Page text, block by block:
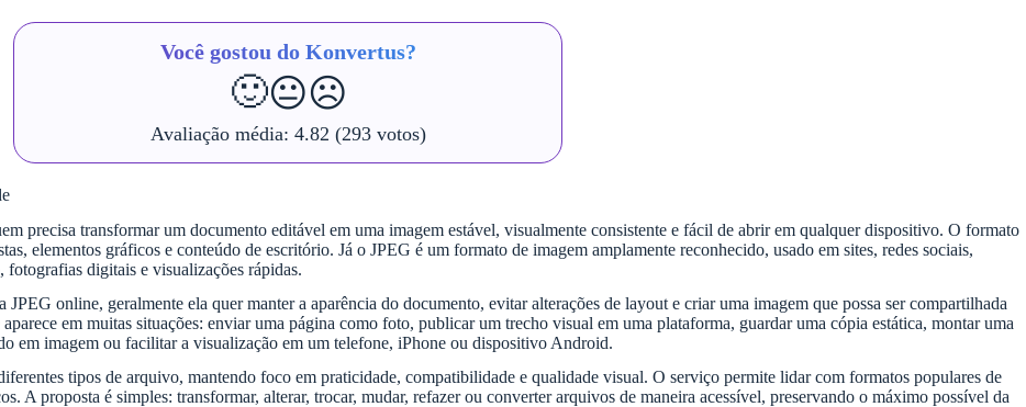
Você gostou do Konvertus?
🙂😐☹️
Avaliação média: 4.82 (293 votos)
precisa transformar um documento editável em uma imagem estável, visualmente consistente e fácil de abrir em qualquer dispositivo. O formato
elementos gráficos e conteúdo de escritório. Já o JPEG é um formato de imagem amplamente reconhecido, usado em sites, redes sociais,
fotografias digitais e visualizações rápidas.
online, geralmente ela quer manter a aparência do documento, evitar alterações de layout e criar uma imagem que possa ser compartilhada
em muitas situações: enviar uma página como foto, publicar um trecho visual em uma plataforma, guardar uma cópia estática, montar uma
em imagem ou facilitar a visualização em um telefone, iPhone ou dispositivo Android.
tipos de arquivo, mantendo foco em praticidade, compatibilidade e qualidade visual. O serviço permite lidar com formatos populares de
A proposta é simples: transformar, alterar, trocar, mudar, refazer ou converter arquivos de maneira acessível, preservando o máximo possível da